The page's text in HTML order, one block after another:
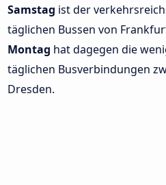
Samstag ist der
täglichen Bussen von
Montag hat dagegen die
täglichen Busverbindungen
Dresden.